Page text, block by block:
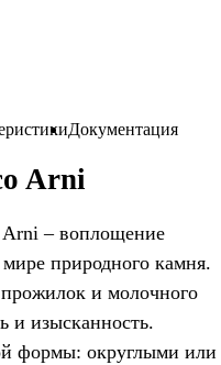
Документация
Arni
– воплощение
природного камня.
и молочного
и изысканность.
формы: округлыми или